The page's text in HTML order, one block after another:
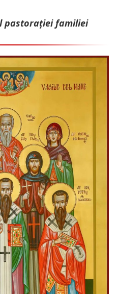
pastorației familiei